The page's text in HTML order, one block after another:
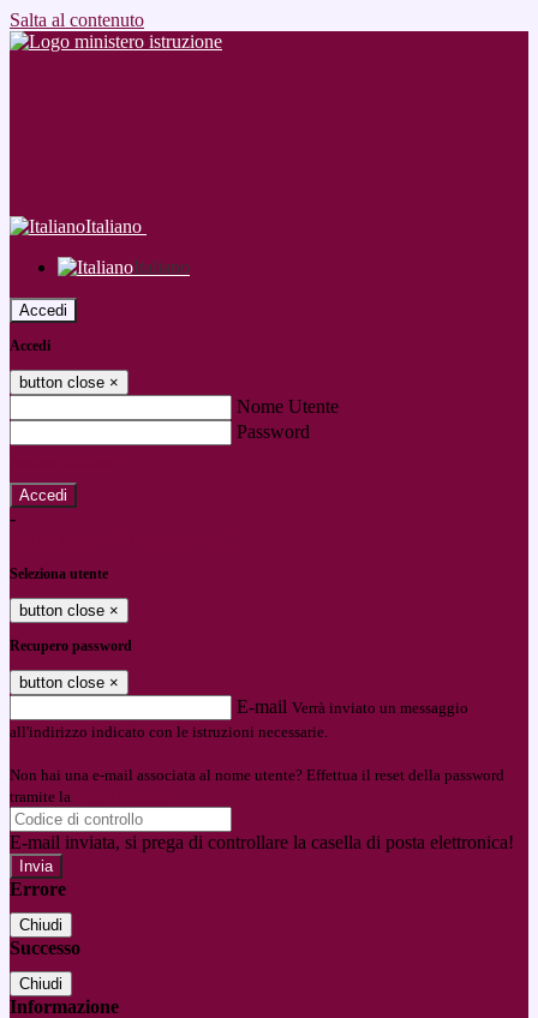
Salta al contenuto
Italiano
Italiano
Accedi
Accedi
button close ×
Nome Utente
Password
-
Seleziona utente
button close ×
Recupero password
button close ×
E-mail Verrà inviato un messaggio
all'indirizzo indicato con le istruzioni necessarie.
Non hai una e-mail associata al nome utente? Effettua il reset della password
tramite la
E-mail inviata, si prega di controllare la casella di posta elettronica!
Errore
Chiudi
Successo
Chiudi
Informazione